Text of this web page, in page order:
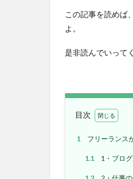
この記事を読めば
よ。
是非読んでいって
目次
1 フリーランス
1.1 1・ブロ